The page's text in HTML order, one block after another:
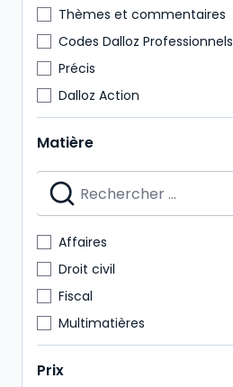
Thèmes et commentaires
Codes Dalloz Professionnels
Précis
Dalloz Action
Mémentos pratiques
Cours
Dossiers pratiques
Dalloz Référence
Matière
Affaires
Droit civil
Fiscal
Multimatières
Droit public
International
Prix